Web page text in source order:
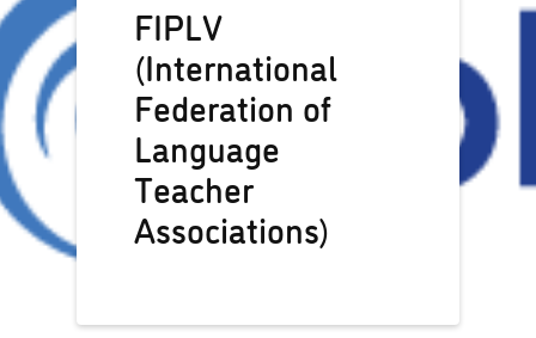
FIPLV
(International
Federation of
Language
Teacher
Associations)